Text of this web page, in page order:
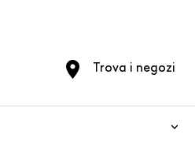
Trova i negozi